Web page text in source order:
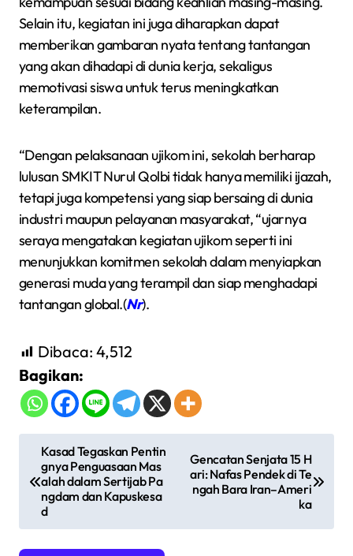
Selain itu, kegiatan ini juga diharapkan dapat
memberikan gambaran nyata tentang tantangan
yang akan dihadapi di dunia kerja, sekaligus
memotivasi siswa untuk terus meningkatkan
keterampilan.
“Dengan pelaksanaan ujikom ini, sekolah berharap
lulusan SMKIT Nurul Qolbi tidak hanya memiliki ijazah,
tetapi juga kompetensi yang siap bersaing di dunia
industri maupun pelayanan masyarakat, “ujarnya
seraya mengatakan kegiatan ujikom seperti ini
menunjukkan komitmen sekolah dalam menyiapkan
generasi muda yang terampil dan siap menghadapi
tantangan global.(Nr).
Dibaca: 4,512
Bagikan:
i
g
Kasad Tegaskan Pentin
gnya Penguasaan Mas
alah dalam Sertijab Pa
ngdam dan Kapuskesa
d
Gencatan Senjata 15 H
ari: Nafas Pendek di Te
ngah Bara Iran–Ameri
ka